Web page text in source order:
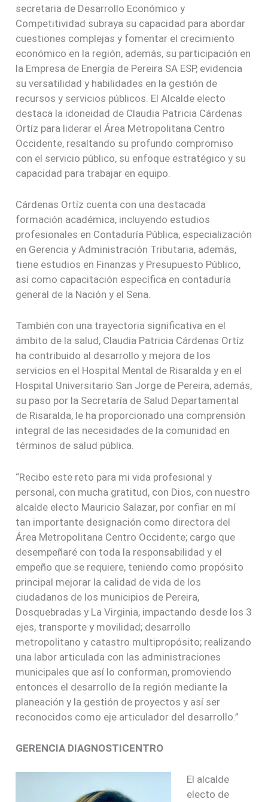
secretaria de Desarrollo Económico y
Competitividad subraya su capacidad para abordar
cuestiones complejas y fomentar el crecimiento
económico en la región, además, su participación en
la Empresa de Energía de Pereira SA ESP, evidencia
su versatilidad y habilidades en la gestión de
recursos y servicios públicos. El Alcalde electo
destaca la idoneidad de Claudia Patricia Cárdenas
Ortíz para liderar el Área Metropolitana Centro
Occidente, resaltando su profundo compromiso
con el servicio público, su enfoque estratégico y su
capacidad para trabajar en equipo.
Cárdenas Ortíz cuenta con una destacada
formación académica, incluyendo estudios
profesionales en Contaduría Pública, especialización
en Gerencia y Administración Tributaria, además,
tiene estudios en Finanzas y Presupuesto Público,
así como capacitación específica en contaduría
general de la Nación y el Sena.
También con una trayectoria significativa en el
ámbito de la salud, Claudia Patricia Cárdenas Ortíz
ha contribuido al desarrollo y mejora de los
servicios en el Hospital Mental de Risaralda y en el
Hospital Universitario San Jorge de Pereira, además,
su paso por la Secretaría de Salud Departamental
de Risaralda, le ha proporcionado una comprensión
integral de las necesidades de la comunidad en
términos de salud pública.
“Recibo este reto para mi vida profesional y
personal, con mucha gratitud, con Dios, con nuestro
alcalde electo Mauricio Salazar, por confiar en mí
tan importante designación como directora del
Área Metropolitana Centro Occidente; cargo que
desempeñaré con toda la responsabilidad y el
empeño que se requiere, teniendo como propósito
principal mejorar la calidad de vida de los
ciudadanos de los municipios de Pereira,
Dosquebradas y La Virginia, impactando desde los 3
ejes, transporte y movilidad; desarrollo
metropolitano y catastro multipropósito; realizando
una labor articulada con las administraciones
municipales que así lo conforman, promoviendo
entonces el desarrollo de la región mediante la
planeación y la gestión de proyectos y así ser
reconocidos como eje articulador del desarrollo.”
GERENCIA DIAGNOSTICENTRO
El alcalde
electo de